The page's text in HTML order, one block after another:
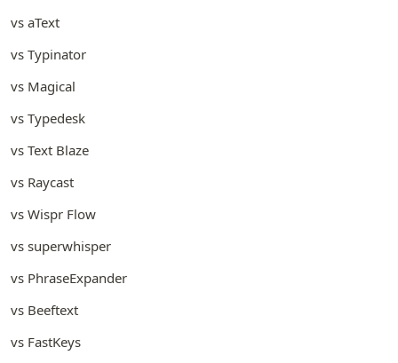
vs aText
vs Typinator
vs Magical
vs Typedesk
vs Text Blaze
vs Raycast
vs Wispr Flow
vs superwhisper
vs PhraseExpander
vs Beeftext
vs FastKeys